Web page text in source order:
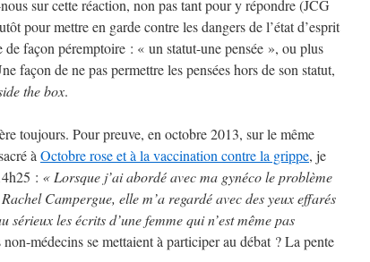
sur cette réaction, non pas tant pour y répondre (JCG
pour mettre en garde contre les dangers de l’état d’esprit
de façon péremptoire : « un statut-une pensée », ou plus
façon de ne pas permettre les pensées hors de son statut,
the box.
toujours. Pour preuve, en octobre 2013, sur le même
à Octobre rose et à la vaccination contre la grippe, je
: « Lorsque j’ai abordé avec ma gynéco le problème
Campergue, elle m’a regardé avec des yeux effarés
sérieux les écrits d’une femme qui n’est même pas
médecins se mettaient à participer au débat ? La pente